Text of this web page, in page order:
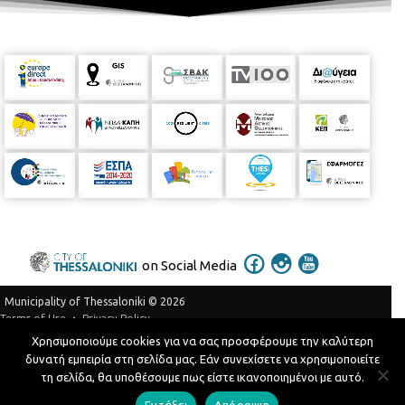
on Social Media
Municipality of Thessaloniki © 2026
Terms of Use
Privacy Policy
Telephone Catalog
Developed byMyCompany Projects
Χρησιμοποιούμε cookies για να σας προσφέρουμε την καλύτερη
δυνατή εμπειρία στη σελίδα μας. Εάν συνεχίσετε να χρησιμοποιείτε
τη σελίδα, θα υποθέσουμε πως είστε ικανοποιημένοι με αυτό.